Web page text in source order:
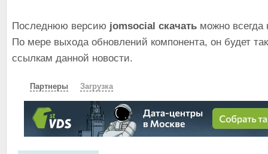
Последнюю версию jomsocial скачать можно всегда
По мере выхода обновлений компонента, он будет
ссылкам данной новости.
Партнеры Загрузка
СКАЧАТЬ ЗЕРКАЛО ЗЕРКАЛО №2